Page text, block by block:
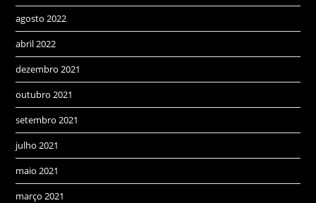
agosto 2022
abril 2022
dezembro 2021
outubro 2021
setembro 2021
julho 2021
maio 2021
março 2021